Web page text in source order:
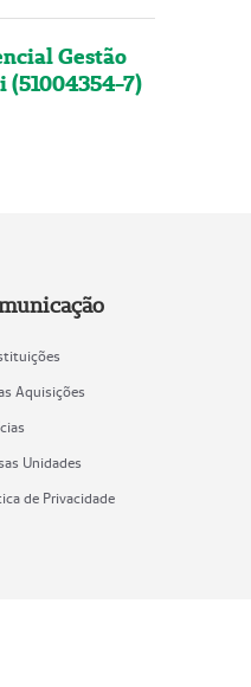
Gestão
(51004354-7)
Aquisições
Unidades
de Privacidade